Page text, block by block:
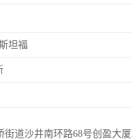
坦福
道沙井南环路68号创盈大厦